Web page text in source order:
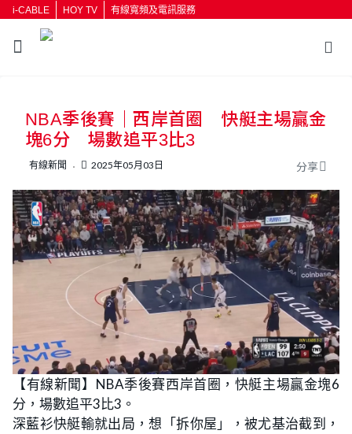
i-CABLE HOY TV 有線寬頻及電訊服務
按輸入鍵開始搜尋
NBA季後賽｜西岸首圈 快艇主場贏金
塊6分 場數追平3比3
有線新聞 2025年05月03日 分享
【有線新聞】NBA季後賽西岸首圈，快艇主場贏金塊6
分，場數追平3比3。
深藍衫快艇輸就出局，想「拆你屋」，被尤基治截到，